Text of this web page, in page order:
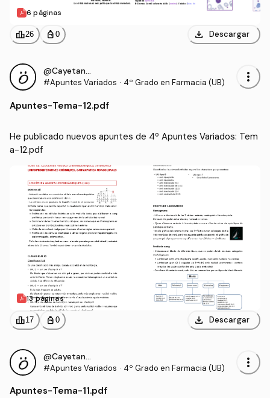
6 páginas
leaderboard26 personal_bag 0 download Descargar
@CayetanaIgM
#Apuntes Variados · 4º Grado en Farmacia (UB) more_vert
Apuntes-Tema-12.pdf
He publicado nuevos apuntes de 4º Apuntes Variados: Tem
a-12.pdf
13 páginas
leaderboard17 personal_bag 0 download Descargar
@CayetanaIgM
#Apuntes Variados · 4º Grado en Farmacia (UB) more_vert
Apuntes-Tema-11.pdf